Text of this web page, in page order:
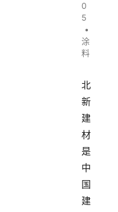
0
5
•
涂
料
北
新
建
材
是
中
国
建